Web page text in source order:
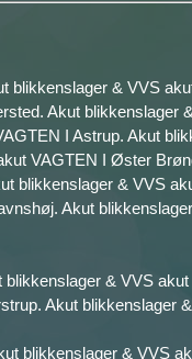
& VVS
Akut
I Astrup. Akut
VAGTEN I Øster
blikkenslager & VVS
Akut
& VVS
Akut blikkenslager
blikkenslager & VVS